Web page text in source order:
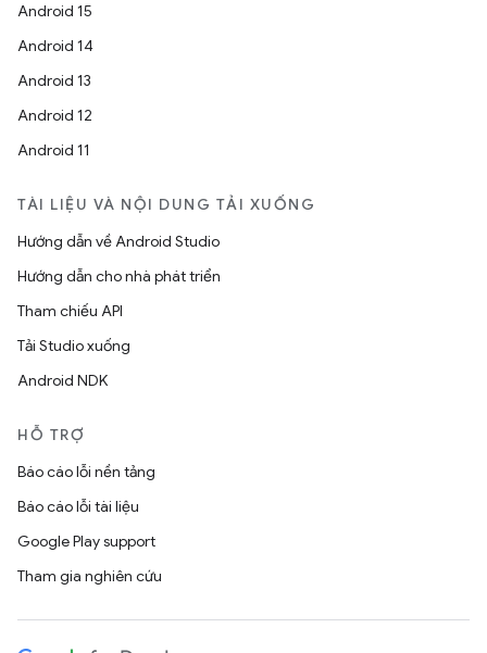
Android 15
Android 14
Android 13
Android 12
Android 11
TÀI LIỆU VÀ NỘI DUNG TẢI XUỐNG
Hướng dẫn về Android Studio
Hướng dẫn cho nhà phát triển
Tham chiếu API
Tải Studio xuống
Android NDK
HỖ TRỢ
Báo cáo lỗi nền tảng
Báo cáo lỗi tài liệu
Google Play support
Tham gia nghiên cứu